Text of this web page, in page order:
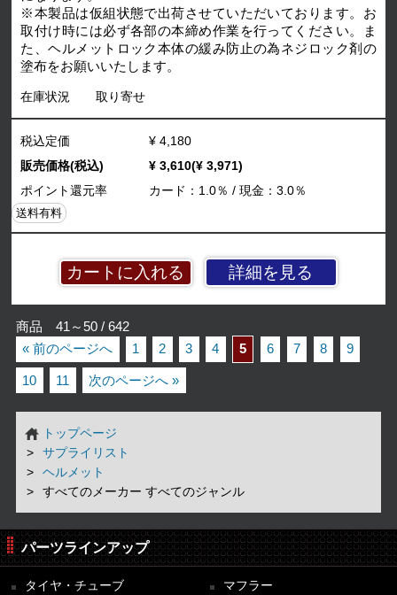
※本製品は仮組状態で出荷させていただいております。お
取付け時には必ず各部の本締め作業を行ってください。ま
た、ヘルメットロック本体の緩み防止の為ネジロック剤の
塗布をお願いいたします。
在庫状況 取り寄せ
詳細を見る
税込定価
¥ 4,180
販売価格(税込)
¥ 3,610(¥ 3,971)
ポイント還元率
カード：1.0％ / 現金：3.0％
送料有料
商品 41～50 / 642
« 前のページへ
1 2 3 4 5 6 7 8 9
10 11 次のページへ »
トップページ
サプライリスト
ヘルメット
すべてのメーカー すべてのジャンル
パーツラインアップ
タイヤ・チューブ マフラー